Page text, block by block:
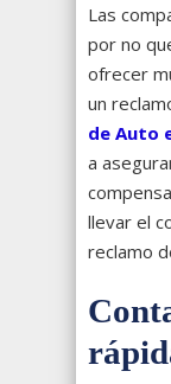
Las
por no
ofrecer
un
de Auto
a
llevar el
reclamo